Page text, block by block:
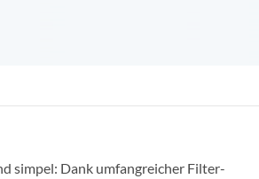
simpel: Dank umfangreicher Filter-